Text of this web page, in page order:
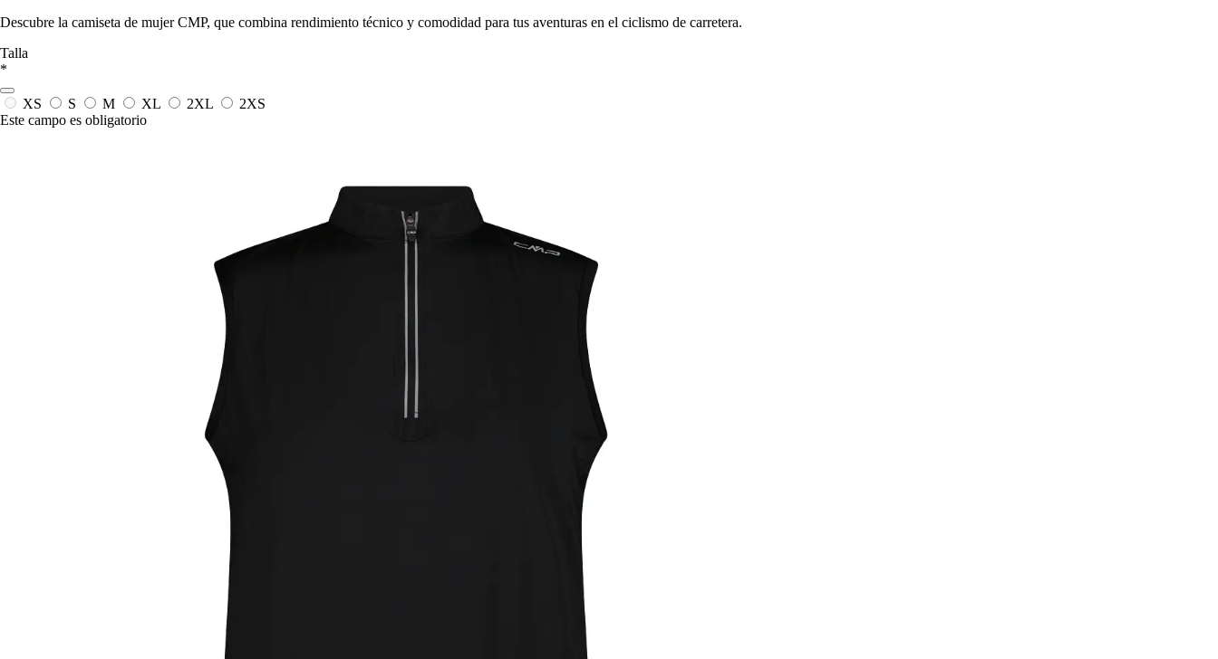
Descubre la camiseta de mujer CMP, que combina rendimiento técnico y comodidad para tus aventuras en el ciclismo de carretera.
Talla
*
XS S M XL 2XL
2XS
Este campo es obligatorio